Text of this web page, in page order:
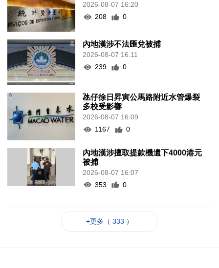
2026-08-07 16:20
208
0
內地漢涉不法匯兌被捕
2026-08-07 16:11
239
0
氹仔徐日昇寅公馬路附近水管爆裂
多校受影響
2026-08-07 16:09
1167
0
內地漢涉擅取提款機遺下4000港元
被捕
2026-08-07 16:07
353
0
+更多（ 333 ）